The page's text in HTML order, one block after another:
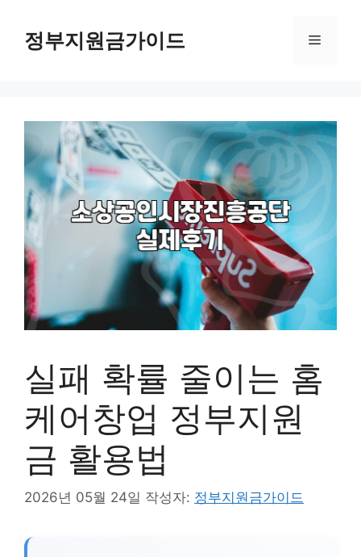
정부지원금가이드 메
실패 확률 줄이는 홈
케어창업 정부지원
금 활용법
2026년 05월 24일 작성자: 정부지원금가이드